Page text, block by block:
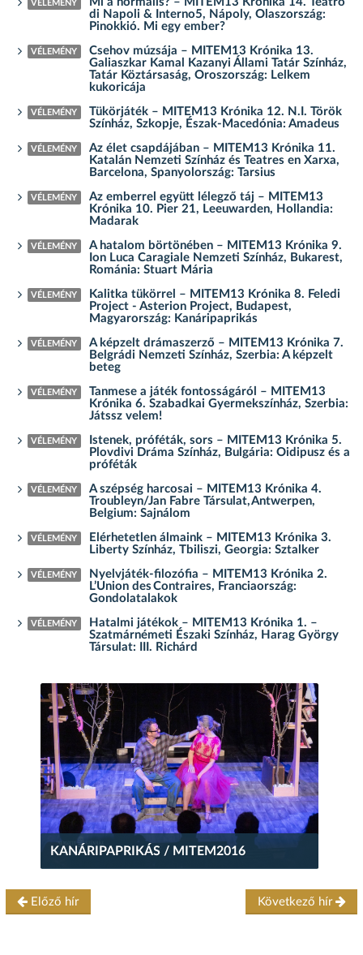
VÉLEMÉNY
di Napoli & Interno5, Nápoly, Olaszország:
Pinokkió. Mi egy ember?
VÉLEMÉNY
Csehov múzsája – MITEM13 Krónika 13.
Galiaszkar Kamal Kazanyi Állami Tatár Színház,
Tatár Köztársaság, Oroszország: Lelkem
kukoricája
VÉLEMÉNY
Tükörjáték – MITEM13 Krónika 12. N.I. Török
Színház, Szkopje, Észak-Macedónia: Amadeus
VÉLEMÉNY
Az élet csapdájában – MITEM13 Krónika 11.
Katalán Nemzeti Színház és Teatres en Xarxa,
Barcelona, Spanyolország: Tarsius
VÉLEMÉNY
Az emberrel együtt lélegző táj – MITEM13
Krónika 10. Pier 21, Leeuwarden, Hollandia:
Madarak
VÉLEMÉNY
A hatalom börtönében – MITEM13 Krónika 9.
Ion Luca Caragiale Nemzeti Színház, Bukarest,
Románia: Stuart Mária
VÉLEMÉNY
Kalitka tükörrel – MITEM13 Krónika 8. Feledi
Project - Asterion Project, Budapest,
Magyarország: Kanáripaprikás
VÉLEMÉNY
A képzelt drámaszerző – MITEM13 Krónika 7.
Belgrádi Nemzeti Színház, Szerbia: A képzelt
beteg
VÉLEMÉNY
Tanmese a játék fontosságáról – MITEM13
Krónika 6. Szabadkai Gyermekszínház, Szerbia:
Játssz velem!
VÉLEMÉNY
Istenek, próféták, sors – MITEM13 Krónika 5.
Plovdivi Dráma Színház, Bulgária: Oidipusz és a
próféták
VÉLEMÉNY
A szépség harcosai – MITEM13 Krónika 4.
Troubleyn/Jan Fabre Társulat, Antwerpen,
Belgium: Sajnálom
VÉLEMÉNY
Elérhetetlen álmaink – MITEM13 Krónika 3.
Liberty Színház, Tbiliszi, Georgia: Sztalker
VÉLEMÉNY
Nyelvjáték-filozófia – MITEM13 Krónika 2.
L’Union des Contraires, Franciaország:
Gondolatalakok
VÉLEMÉNY
Hatalmi játékok – MITEM13 Krónika 1. –
Szatmárnémeti Északi Színház, Harag György
Társulat: III. Richárd
KANÁRIPAPRIKÁS / MITEM2016
Előző hír Következő hír